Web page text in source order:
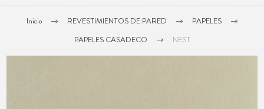
Inicio REVESTIMIENTOS DE PARED
PAPELES
PAPELES CASADECO
NEST